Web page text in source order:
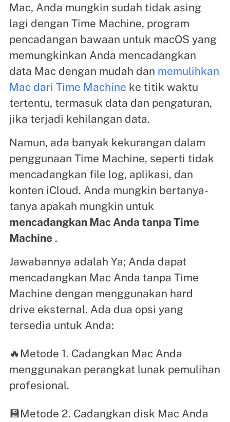
Mac, Anda mungkin sudah tidak asing
lagi dengan Time Machine, program
pencadangan bawaan untuk macOS yang
memungkinkan Anda mencadangkan
data Mac dengan mudah dan memulihkan
Mac dari Time Machine ke titik waktu
tertentu, termasuk data dan pengaturan,
jika terjadi kehilangan data.
Namun, ada banyak kekurangan dalam
penggunaan Time Machine, seperti tidak
mencadangkan file log, aplikasi, dan
konten iCloud. Anda mungkin bertanya-
tanya apakah mungkin untuk
mencadangkan Mac Anda tanpa Time
Machine .
Jawabannya adalah Ya; Anda dapat
mencadangkan Mac Anda tanpa Time
Machine dengan menggunakan hard
drive eksternal. Ada dua opsi yang
tersedia untuk Anda:
🔥Metode 1. Cadangkan Mac Anda
menggunakan perangkat lunak pemulihan
profesional.
💾Metode 2. Cadangkan disk Mac Anda